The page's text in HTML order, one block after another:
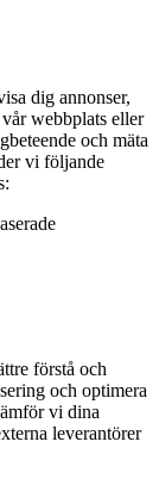
dig annonser,
webbplats eller
och mäta
vi följande
förstå och
och optimera
vi dina
leverantörer